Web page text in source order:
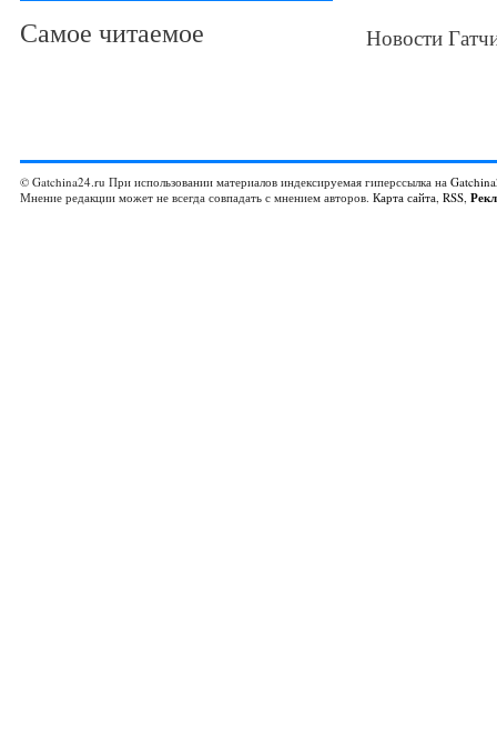
Самое читаемое
Новости
© Gatchina24.ru При использовании материалов индексируемая гиперссылка на
Мнение редакции может не всегда совпадать с мнением авторов. Карта сайта, RSS,